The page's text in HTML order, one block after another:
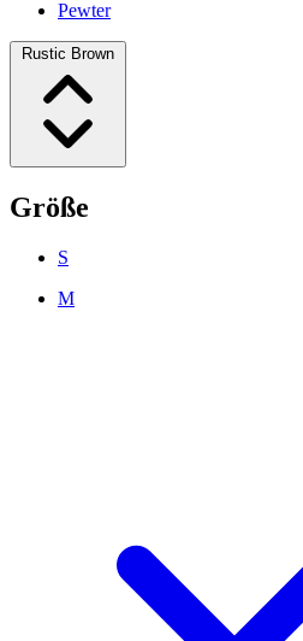
Pewter
Rustic Brown
Größe
S
M